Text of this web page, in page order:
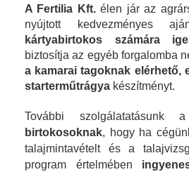
A Fertilia Kft.élen jár az
nyújtott kedvezményes
kártyabirtokos számára
biztosítja az egyéb forgalomba
a kamarai tagoknak elérhető,
starterműtrágya készítményt.
További szolgálatatásunk
birtokosoknak, hogy ha
talajmintavételt és a
program értelmében